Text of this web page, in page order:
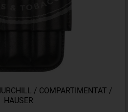
/ COMPARTIMENTAT /
HAUSER